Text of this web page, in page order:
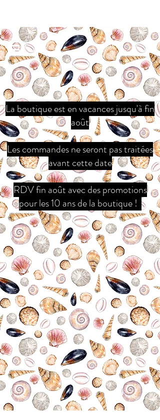
La boutique est en vacances jusqu'à fin
août
Les commandes ne seront pas traitées
avant cette date
RDV fin août avec des promotions
pour les 10 ans de la boutique !